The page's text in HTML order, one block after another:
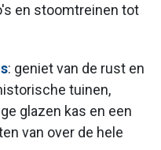
en stoomtreinen tot
: geniet van de rust en
tuinen,
glazen kas en een
van over de hele